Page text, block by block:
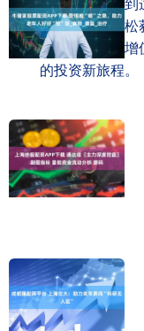
台，您可以轻
会，实现财富
的投资新旅程。